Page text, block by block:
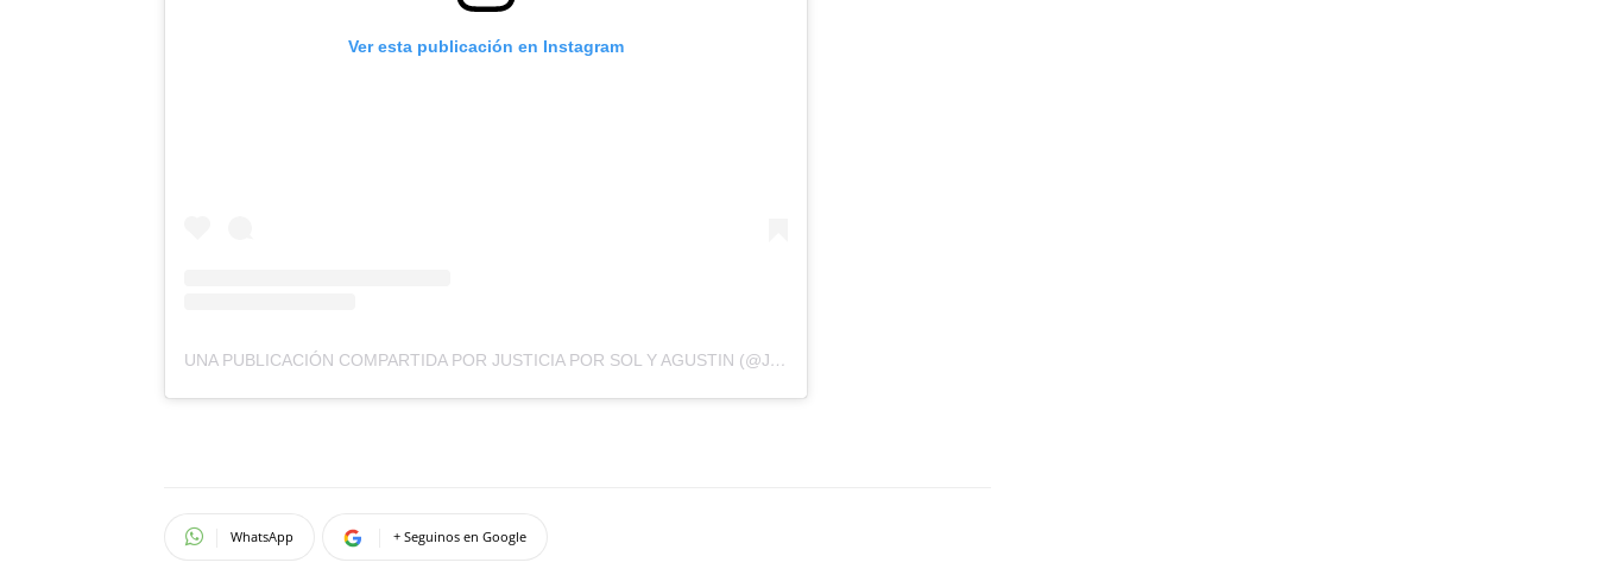
Ver esta publicación en Instagram
UNA PUBLICACIÓN COMPARTIDA POR JUSTICIA POR SOL Y AGUSTIN (@JUSTICIAXAGUSTINYSOL)
WhatsApp + Seguinos en Google